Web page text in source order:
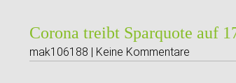
Corona treibt Sparquote auf
mak106188 | Keine Kommentare